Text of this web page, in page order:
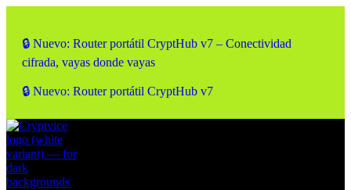
🔒 Nuevo: Router portátil CryptHub v7 – Conectividad
cifrada, vayas donde vayas
🔒 Nuevo: Router portátil CryptHub v7